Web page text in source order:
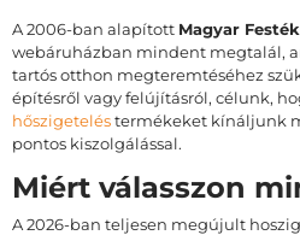
A 2006-ban alapított Magyar Festék
webáruházban mindent megtalál,
tartós otthon megteremtéséhez
építésről vagy felújításról, célunk,
hőszigeteléstermékeket kínáljunk
pontos kiszolgálással.
Miért válasszon
A 2026-ban teljesen megújult